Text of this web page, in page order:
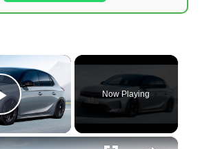
×
Play Video
Now Playing
×